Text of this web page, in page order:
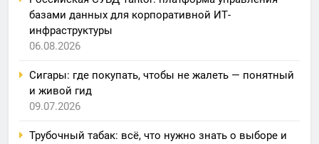
базами данных для корпоративной ИТ-
инфраструктуры
06.08.2026
Сигары: где покупать, чтобы не жалеть — понятный
и живой гид
09.07.2026
Трубочный табак: всё, что нужно знать о выборе и